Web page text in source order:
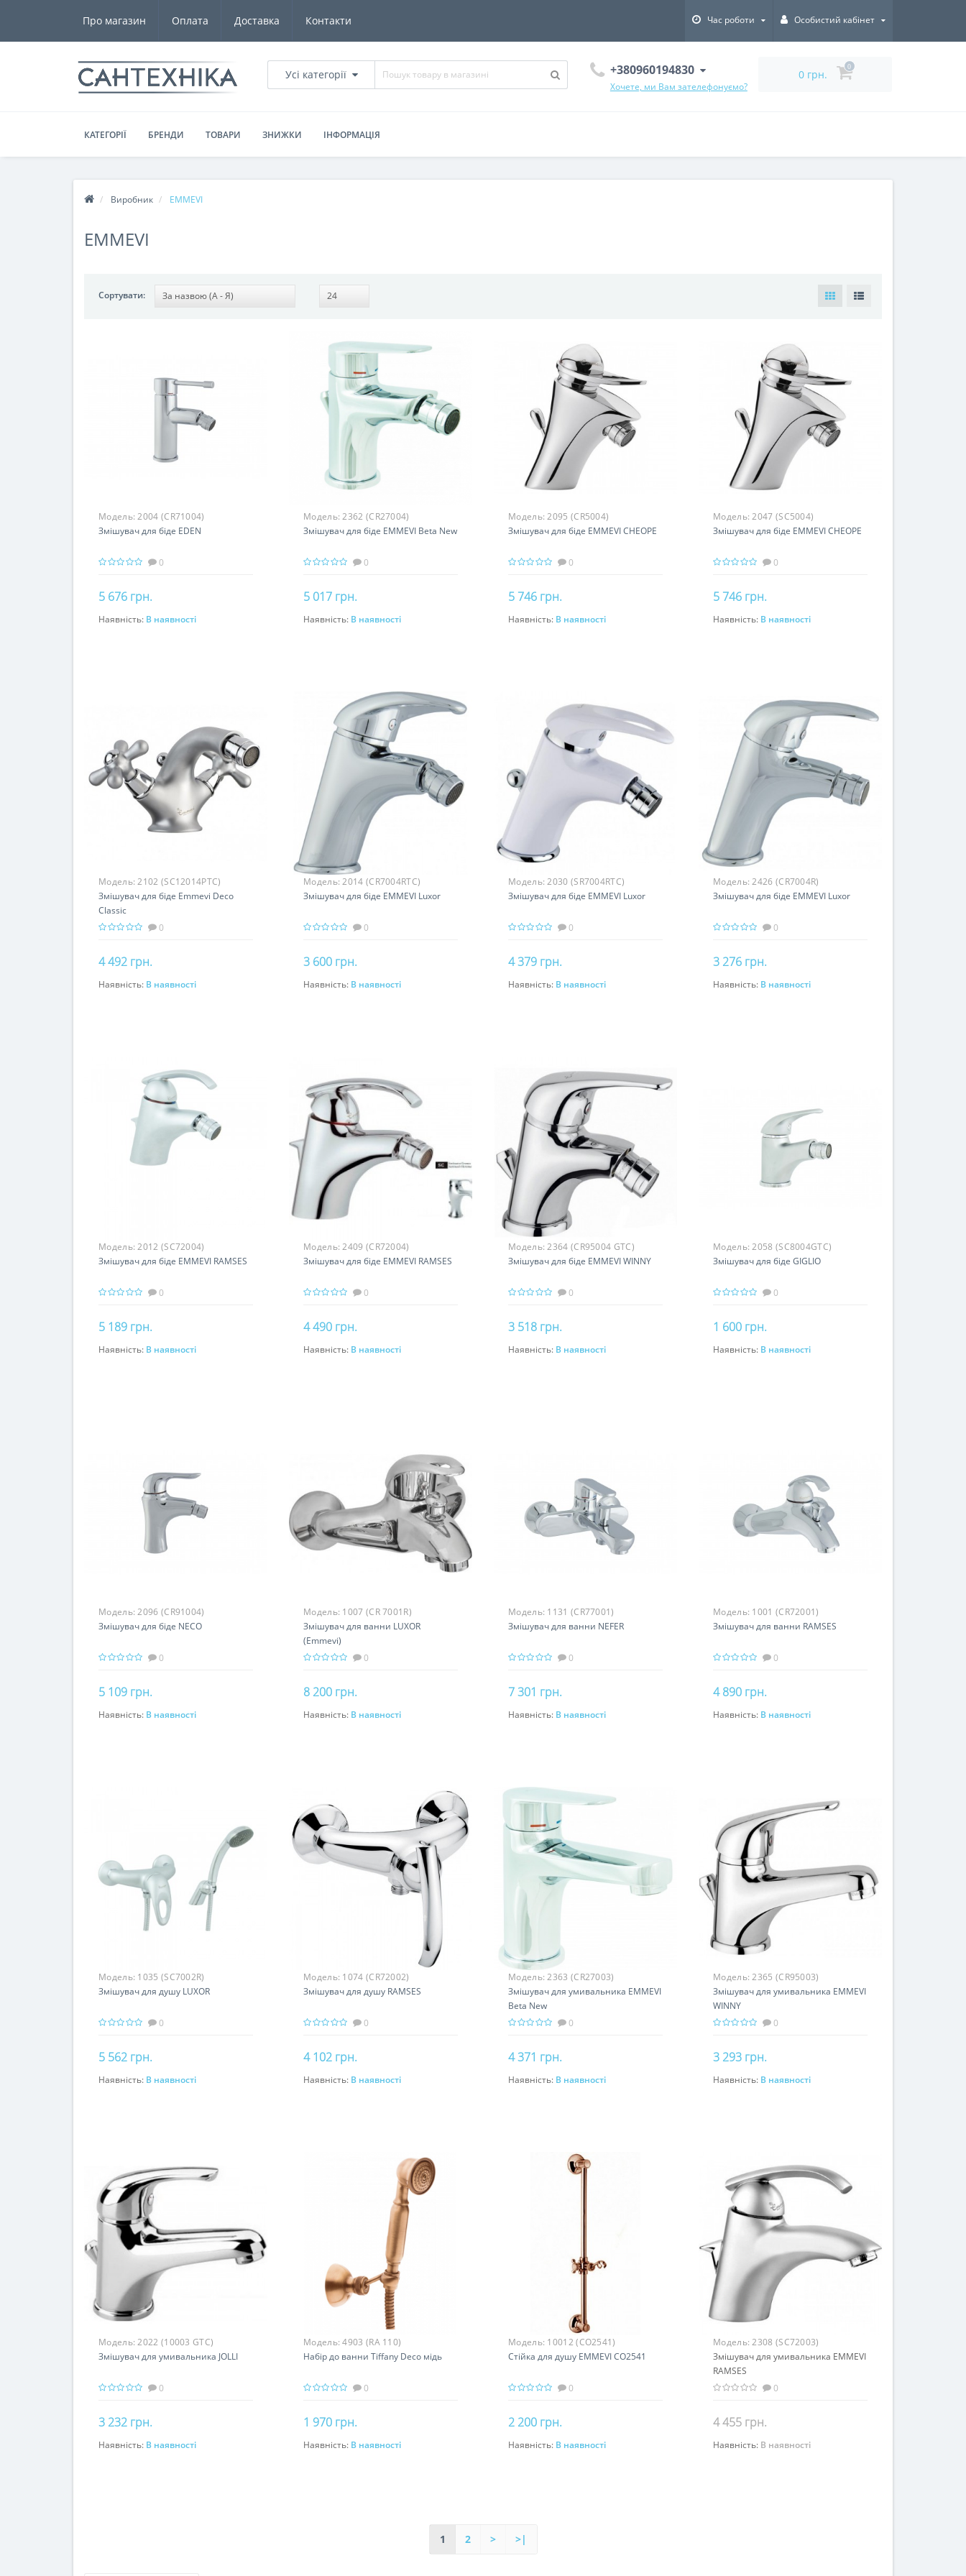
Про магазин Оплата Доставка Контакти Час роботи Особистий кабінет
Усі категорії +380960194830
Хочете, ми Вам зателефонуємо?
0 грн.
0
КАТЕГОРІЇ БРЕНДИ ТОВАРИ ЗНИЖКИ ІНФОРМАЦІЯ
Виробник EMMEVI
EMMEVI
Сортувати:
Модель:2004 (CR71004)
Змішувач для біде EDEN
0
5 676 грн.
До кошика
Наявність: В наявності
Модель:2362 (CR27004)
Змішувач для біде EMMEVI Beta New
0
5 017 грн.
До кошика
Наявність: В наявності
Модель:2095 (CR5004)
Змішувач для біде EMMEVI CHEOPE
0
5 746 грн.
До кошика
Наявність: В наявності
Модель:2047 (SC5004)
Змішувач для біде EMMEVI CHEOPE
0
5 746 грн.
До кошика
Наявність: В наявності
Модель:2102 (SC12014PTC)
Змішувач для біде Emmevi Deco
Classic
0
4 492 грн.
До кошика
Наявність: В наявності
Модель:2014 (CR7004RTC)
Змішувач для біде EMMEVI Luxor
0
3 600 грн.
До кошика
Наявність: В наявності
Модель:2030 (SR7004RTC)
Змішувач для біде EMMEVI Luxor
0
4 379 грн.
До кошика
Наявність: В наявності
Модель:2426 (CR7004R)
Змішувач для біде EMMEVI Luxor
0
3 276 грн.
До кошика
Наявність: В наявності
Модель:2012 (SC72004)
Змішувач для біде EMMEVI RAMSES
0
5 189 грн.
До кошика
Наявність: В наявності
Модель:2409 (CR72004)
Змішувач для біде EMMEVI RAMSES
0
4 490 грн.
До кошика
Наявність: В наявності
Модель:2364 (CR95004 GTC)
Змішувач для біде EMMEVI WINNY
0
3 518 грн.
До кошика
Наявність: В наявності
Модель:2058 (SC8004GTC)
Змішувач для біде GIGLIO
0
1 600 грн.
До кошика
Наявність: В наявності
Модель:2096 (CR91004)
Змішувач для біде NECO
0
5 109 грн.
До кошика
Наявність: В наявності
Модель: 1007 (CR 7001R)
Змішувач для ванни LUXOR
(Emmevi)
0
8 200 грн.
До кошика
Наявність: В наявності
Модель: 1131 (CR77001)
Змішувач для ванни NEFER
0
7 301 грн.
До кошика
Наявність: В наявності
Модель: 1001 (CR72001)
Змішувач для ванни RAMSES
0
4 890 грн.
До кошика
Наявність: В наявності
Модель: 1035 (SC7002R)
Змішувач для душу LUXOR
0
5 562 грн.
До кошика
Наявність: В наявності
Модель: 1074 (CR72002)
Змішувач для душу RAMSES
0
4 102 грн.
До кошика
Наявність: В наявності
Модель:2363 (CR27003)
Змішувач для умивальника EMMEVI
Beta New
0
4 371 грн.
До кошика
Наявність: В наявності
Модель:2365 (CR95003)
Змішувач для умивальника EMMEVI
WINNY
0
3 293 грн.
До кошика
Наявність: В наявності
Модель:2022 (10003 GTC)
Змішувач для умивальника JOLLI
0
3 232 грн.
До кошика
Наявність: В наявності
Модель:4903 (RA 110)
Набір до ванни Tiffany Deco мідь
0
1 970 грн.
До кошика
Наявність: В наявності
Модель: 10012 (CO2541)
Стійка для душу EMMEVI CO2541
0
2 200 грн.
До кошика
Наявність: В наявності
Модель:2308 (SC72003)
Змішувач для умивальника EMMEVI
RAMSES
0
4 455 грн.
Закінчився
Наявність: В наявності
1 2 > >|